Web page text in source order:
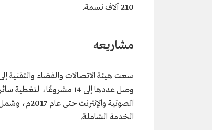
210 آلاف نسمة.
مشاريعه
سعت هيئة الاتصالات والفضاء والتقنية
الصوتية
الخدمة الشاملة.